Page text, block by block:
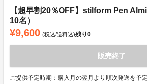
【超早割20％OFF】stilform Pen
10名）
¥9,600 (税込/送料込)残り0
販売終了
ご提供予定時期：購入月の翌月より順次発送を予